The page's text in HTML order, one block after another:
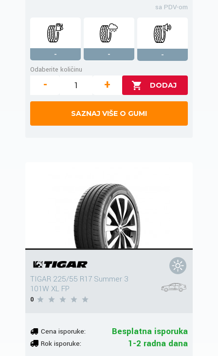
sa PDV-om
- -
-
Odaberite količinu
- +
SAZNAJ VIŠE O GUMI
TIGAR 225/55 R17 Summer 3
101W XL FP
0
Cena isporuke: Besplatna isporuka
Rok isporuke: 1-2 radna dana